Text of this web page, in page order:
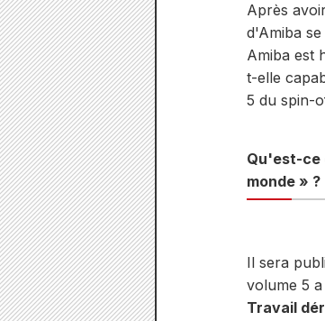
Après
d'Amiba
Amiba est
t-elle
5 du spin-
Qu'est-ce
monde » ?
Il sera
volume 5
Travail